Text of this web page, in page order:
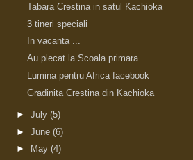
Tabara Crestina in satul Kachioka
3 tineri speciali
In vacanta ...
Au plecat la Scoala primara
Lumina pentru Africa facebook
Gradinita Crestina din Kachioka
► July (5)
► June (6)
►
May (4)